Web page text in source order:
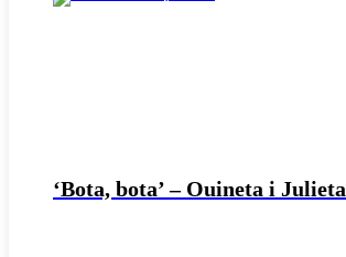
‘Bota, bota’ – Ouineta i Julieta